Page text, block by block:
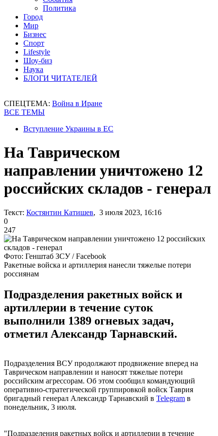
Политика
Город
Мир
Бизнес
Спорт
Lifestyle
Шоу-биз
Наука
БЛОГИ ЧИТАТЕЛЕЙ
СПЕЦТЕМА: Война в Иране
ВСЕ ТЕМЫ
Вступление Украины в ЕС
На Таврическом
направлении уничтожено 12
российских складов - генерал
Текст: Костянтин Катишев, 3 июля 2023, 16:16
0
247
Фото: Генштаб ЗСУ / Facebook
Ракетные войска и артиллерия нанесли тяжелые потери
россиянам
Подразделения ракетных войск и
артиллерии в течение суток
выполнили 1389 огневых задач,
отметил Александр Тарнавский.
Подразделения ВСУ продолжают продвижение вперед на
Таврическом направлении и наносят тяжелые потери
российским агрессорам. Об этом сообщил командующий
оперативно-стратегической группировкой войск Таврия
бригадный генерал Александр Тарнавский в Telegram в
понедельник, 3 июля.
"Подразделения ракетных войск и артиллерии в течение